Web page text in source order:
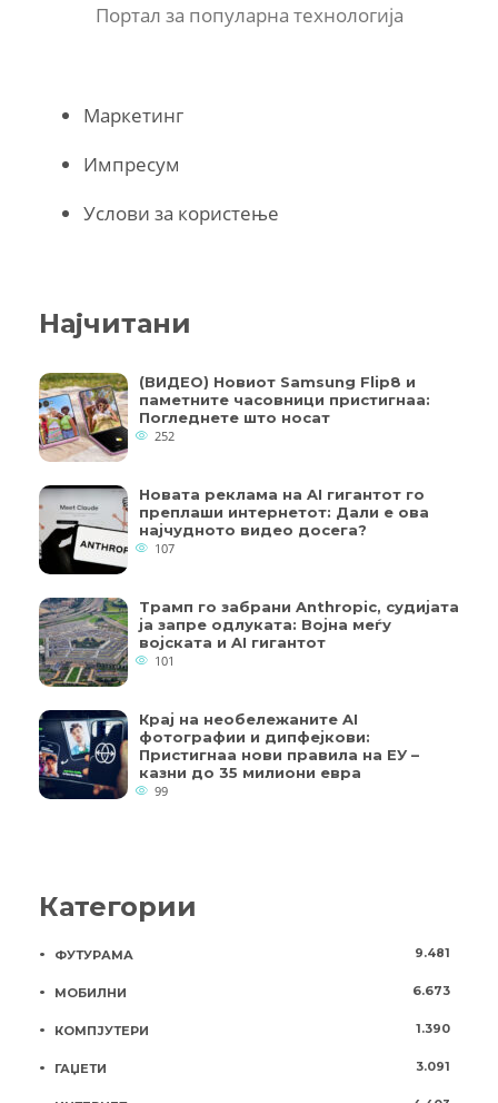
Портал за популарна технологија
Маркетинг
Импресум
Услови за користење
Најчитани
(ВИДЕО) Новиот Samsung Flip8 и
паметните часовници пристигнаа:
Погледнете што носат
252
Новата реклама на AI гигантот го
преплаши интернетот: Дали е ова
најчудното видео досега?
107
Трамп го забрани Anthropic, судијата
ја запре одлуката: Војна меѓу
војската и AI гигантот
101
Крај на необележаните AI
фотографии и дипфејкови:
Пристигнаа нови правила на ЕУ –
казни до 35 милиони евра
99
Категории
ФУТУРАМА 9.481
МОБИЛНИ 6.673
КОМПЈУТЕРИ 1.390
ГАЏЕТИ 3.091